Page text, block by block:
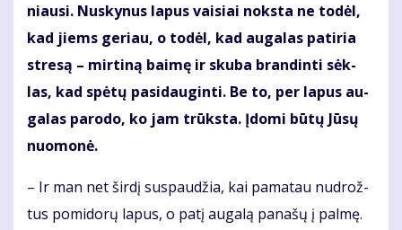
niau­si. Nu­sky­nus la­pus vai­siai noks­ta ne to­dėl,
kad jiems ge­riau, o to­dėl, kad au­ga­las pa­ti­ria
stre­są – mir­ti­ną bai­mę ir sku­ba bran­din­ti sėk­
las, kad spė­tų pa­si­dau­gin­ti. Be to, per la­pus au­
ga­las pa­ro­do, ko jam trūks­ta. Įdo­mi bū­tų Jū­sų
nuo­mo­nė.
– Ir man net šir­dį su­spau­džia, kai pa­ma­tau nu­drož­
tus po­mi­do­rų la­pus, o pa­tį au­ga­lą pa­na­šų į pal­mę.